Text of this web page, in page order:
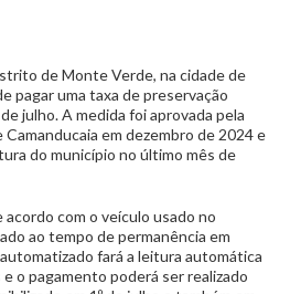
de Monte Verde, na cidade de
pagar uma taxa de preservação
julho. A medida foi aprovada pela
em dezembro de 2024 e
do município no último mês de
com o veículo usado no
ao tempo de permanência em
fará a leitura automática
o pagamento poderá ser realizado